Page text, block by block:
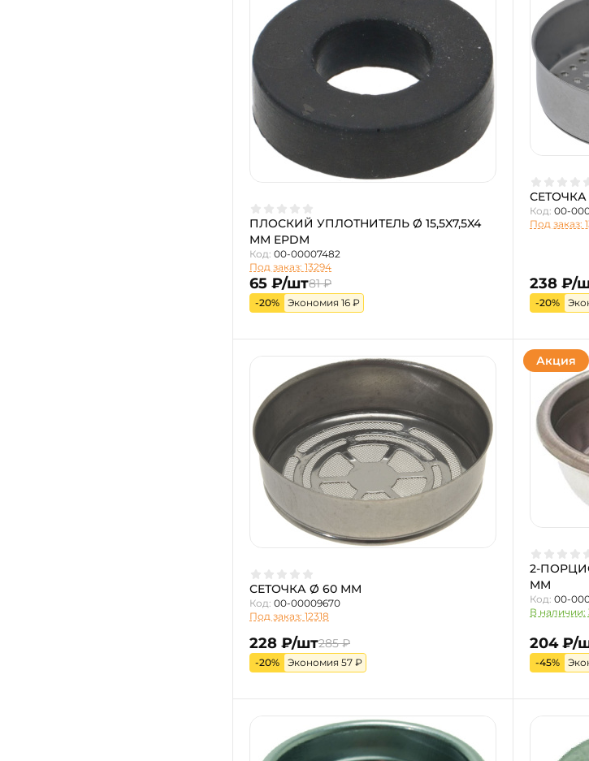
ПЛОСКИЙ УПЛОТНИТЕЛЬ Ø 15,5X7,5X4
ММ EPDM
Код: 00-00007482
Под заказ: 13294
65 ₽/шт81 ₽
-20% Экономия 16 ₽
Код:00-
Под заказ:
238 ₽/
-20%
СЕТОЧКА Ø 60 ММ
Код: 00-00009670
Под заказ: 12318
228 ₽/шт285 ₽
-20% Экономия 57 ₽
2-
MM
Код:00-
В наличии:
204 ₽/
-45%
Акция